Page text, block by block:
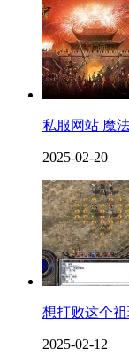
私服网站 魔
2025-02-20
想打败这个
2025-02-12